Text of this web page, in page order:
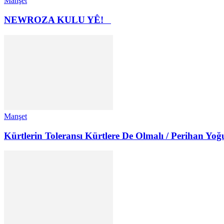
NEWROZA KULU YÊ!
Manşet
Kürtlerin Toleransı Kürtlere De Olmalı / Perihan